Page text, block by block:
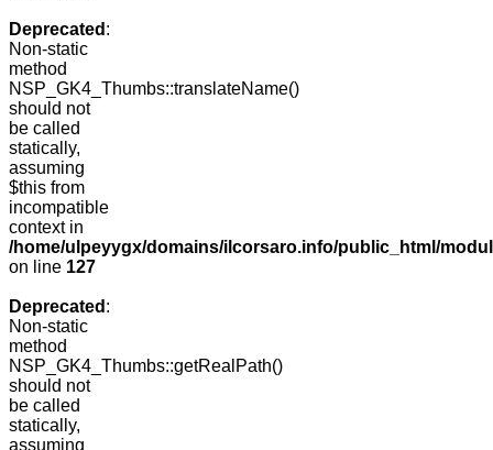
Deprecated :
Non-static
method
NSP_GK4_Thumbs::translateName()
should not
be called
statically,
assuming
$this from
incompatible
context in
/home/ulpeyygx/domains/ilcorsaro.info/public_html/
on line 127
Deprecated :
Non-static
method
NSP_GK4_Thumbs::getRealPath()
should not
be called
statically,
assuming